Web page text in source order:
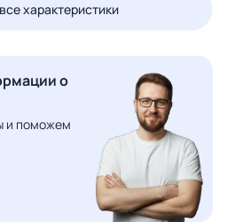
характеристики
о
и поможем